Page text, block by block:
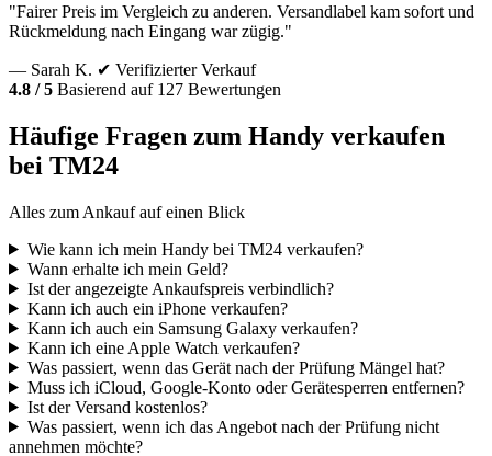
"Fairer Preis im Vergleich zu anderen. Versandlabel kam sofort und
Rückmeldung nach Eingang war zügig."
— Sarah K. ✔ Verifizierter Verkauf
4.8 / 5 Basierend auf 127 Bewertungen
Häufige Fragen zum Handy verkaufen
bei TM24
Alles zum Ankauf auf einen Blick
Wie kann ich mein Handy bei TM24 verkaufen?
Wann erhalte ich mein Geld?
Ist der angezeigte Ankaufspreis verbindlich?
Kann ich auch ein iPhone verkaufen?
Kann ich auch ein Samsung Galaxy verkaufen?
Kann ich eine Apple Watch verkaufen?
Was passiert, wenn das Gerät nach der Prüfung Mängel hat?
Muss ich iCloud, Google-Konto oder Gerätesperren entfernen?
Ist der Versand kostenlos?
Was passiert, wenn ich das Angebot nach der Prüfung nicht
annehmen möchte?